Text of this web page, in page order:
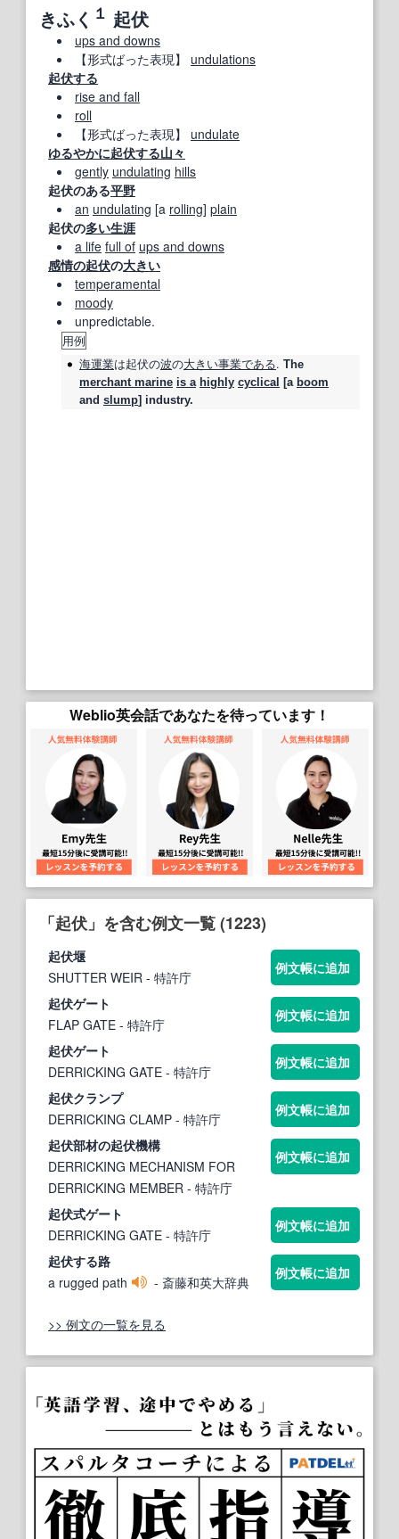
きふく １ 起伏
ups and downs
【形式ばった表現】
undulations
起伏する
rise and fall
roll
【形式ばった表現】
undulate
ゆるやかに起伏する山々
gently undulating hills
起伏のある平野
an undulating [a rolling] plain
起伏の多い生涯
a life full of ups and downs
感情の起伏の大きい
temperamental
moody
unpredictable.
用例
海運業は起伏の波の大きい事業である. The
merchant marine is a highly cyclical [a boom
and slump] industry.
Weblio英会話であなたを待っています！
「起伏」を含む例文一覧 (1223)
起伏堰
SHUTTER WEIR - 特許庁
例文帳に追加
起伏ゲート
FLAP GATE - 特許庁
例文帳に追加
起伏ゲート
DERRICKING GATE - 特許庁
例文帳に追加
起伏クランプ
DERRICKING CLAMP - 特許庁
例文帳に追加
起伏部材の起伏機構
DERRICKING MECHANISM FOR
DERRICKING MEMBER - 特許庁
例文帳に追加
起伏式ゲート
DERRICKING GATE - 特許庁
例文帳に追加
起伏する路
a rugged path
- 斎藤和英大辞典
例文帳に追加
>> 例文の一覧を見る